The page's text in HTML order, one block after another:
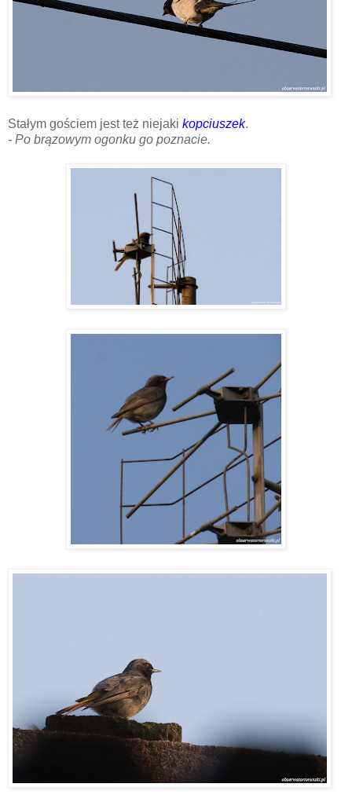
Stałym gościem jest też niejaki kopciuszek.
- Po brązowym ogonku go poznacie.